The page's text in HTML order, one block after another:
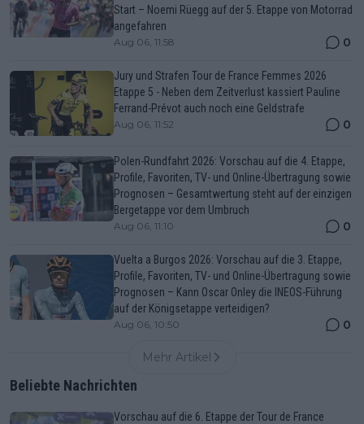
Start – Noemi Rüegg auf der 5. Etappe von Motorrad
angefahren
Aug 06, 11:58 0
Jury und Strafen Tour de France Femmes 2026
Etappe 5 - Neben dem Zeitverlust kassiert Pauline
Ferrand-Prévot auch noch eine Geldstrafe
Aug 06, 11:52 0
Polen-Rundfahrt 2026: Vorschau auf die 4. Etappe,
Profile, Favoriten, TV- und Online-Übertragung sowie
Prognosen – Gesamtwertung steht auf der einzigen
Bergetappe vor dem Umbruch
Aug 06, 11:10 0
Vuelta a Burgos 2026: Vorschau auf die 3. Etappe,
Profile, Favoriten, TV- und Online-Übertragung sowie
Prognosen – Kann Oscar Onley die INEOS-Führung
auf der Königsetappe verteidigen?
Aug 06, 10:50 0
Mehr Artikel
Beliebte Nachrichten
Vorschau auf die 6. Etappe der Tour de France